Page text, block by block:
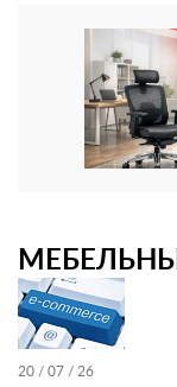
20 / 07 / 26